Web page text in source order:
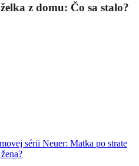
z domu: Čo sa stalo?
sérii Neuer: Matka po strate